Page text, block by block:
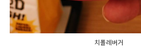
치폴레버거